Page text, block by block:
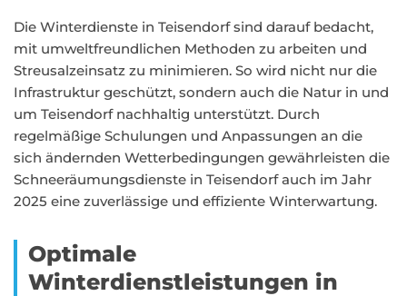
Die Winterdienste in Teisendorf sind darauf bedacht,
mit umweltfreundlichen Methoden zu arbeiten und
Streusalzeinsatz zu minimieren. So wird nicht nur die
Infrastruktur geschützt, sondern auch die Natur in und
um Teisendorf nachhaltig unterstützt. Durch
regelmäßige Schulungen und Anpassungen an die
sich ändernden Wetterbedingungen gewährleisten die
Schneeräumungsdienste in Teisendorf auch im Jahr
2025 eine zuverlässige und effiziente Winterwartung.
Optimale
Winterdienstleistungen in